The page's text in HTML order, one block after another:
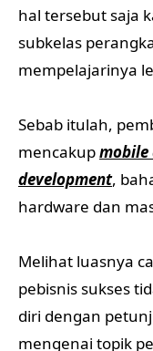
hal tersebut saja
subkelas
mempelajarinya
Sebab itulah,
mencakupmobile
development,
hardware dan
Melihat luasnya
pebisnis sukses
diri dengan
mengenai topik